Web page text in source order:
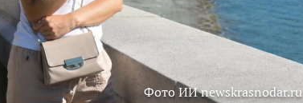
Фото ИИ newskrasnodar.ru